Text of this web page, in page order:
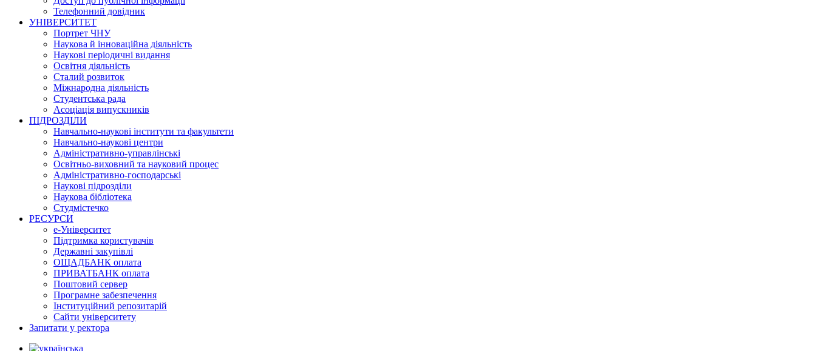
Телефонний довідник
УНІВЕРСИТЕТ
Портрет ЧНУ
Наукова й інноваційна діяльність
Наукові періодичні видання
Освітня діяльність
Сталий розвиток
Міжнародна діяльність
Студентська рада
Асоціація випускників
ПІДРОЗДІЛИ
Навчально-наукові інститути та факультети
Навчально-наукові центри
Адміністративно-управлінські
Освітньо-виховний та науковий процес
Адміністративно-господарські
Наукові підрозділи
Наукова бібліотека
Студмістечко
РЕСУРСИ
е-Університет
Підтримка користувачів
Державні закупівлі
ОЩАДБАНК оплата
ПРИВАТБАНК оплата
Поштовий сервер
Програмне забезпечення
Інституційний репозитарій
Сайти університету
Запитати у ректора